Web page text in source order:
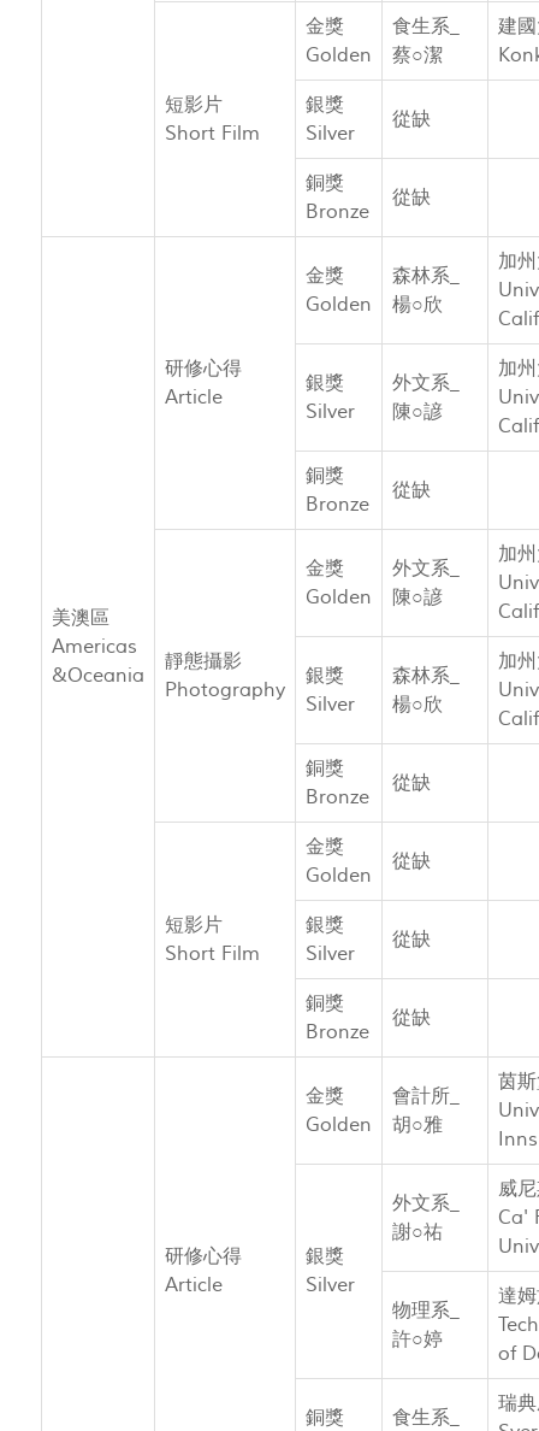
短影片
Short Film
金獎
Golden
食生系_
蔡○潔
建
銀獎
Silver
從缺
銅獎
Bronze
從缺
美澳區
Americas
&Oceania
研修心得
Article
金獎
Golden
森林系_
楊○欣
加
銀獎
Silver
外文系_
陳○諺
加
銅獎
Bronze
從缺
靜態攝影
Photography
金獎
Golden
外文系_
陳○諺
加
銀獎
Silver
森林系_
楊○欣
加
銅獎
Bronze
從缺
短影片
Short Film
金獎
Golden
從缺
銀獎
Silver
從缺
銅獎
Bronze
從缺
研修心得
Article
金獎
Golden
會計所_
胡○雅
茵
銀獎
Silver
外文系_
謝○祐
威
Ca'
物理系_
許○婷
達
of
銅獎
食生系_
瑞